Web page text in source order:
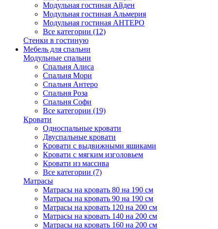
Модульная гостиная Айден
Модульная гостиная Альмерия
Модульная гостиная АНТЕРО
Все категории (12)
Стенки в гостиную
Мебель для спальни
Модульные спальни
Спальня Алиса
Спальня Мори
Спальня Антеро
Спальня Роза
Спальня Софи
Все категории (19)
Кровати
Односпальные кровати
Двуспальные кровати
Кровати с выдвижными ящиками
Кровати с мягким изголовьем
Кровати из массива
Все категории (7)
Матрасы
Матрасы на кровать 80 на 190 см
Матрасы на кровать 90 на 190 см
Матрасы на кровать 120 на 200 см
Матрасы на кровать 140 на 200 см
Матрасы на кровать 160 на 200 см